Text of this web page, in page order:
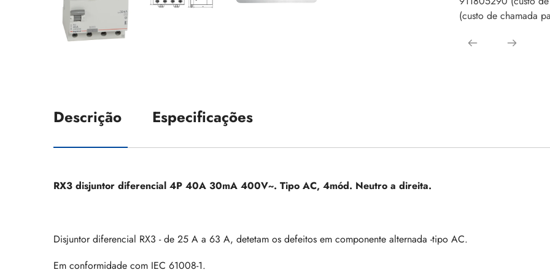
(custo de chamada
Descrição Especificações
RX3 disjuntor diferencial 4P 40A 30mA 400V~. Tipo AC, 4mód. Neutro a direita.
Disjuntor diferencial RX3 - de 25 A a 63 A, detetam os defeitos em componente alternada -tipo AC.
Em conformidade com IEC 61008-1.